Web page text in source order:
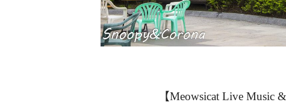
【Meowsicat Live Music